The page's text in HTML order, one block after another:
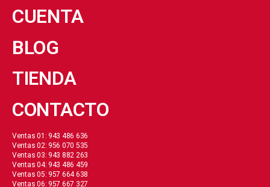
CUENTA
BLOG
TIENDA
CONTACTO
Ventas 01: 943 486 636
Ventas 02: 956 070 535
Ventas 03: 943 882 263
Ventas 04: 943 486 459
Ventas 05: 957 664 638
Ventas 06: 957 667 327